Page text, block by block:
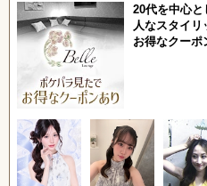
20代を中心
人なスタイ
お得なクーポ